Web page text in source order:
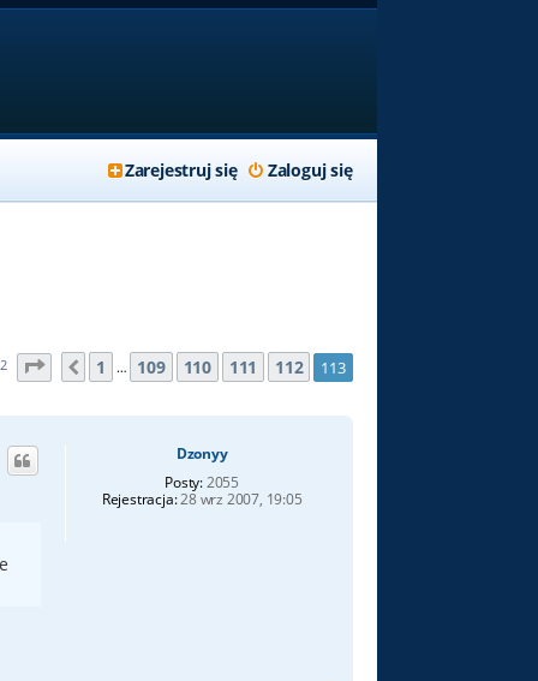
Zaloguj się
Zarejestruj się
Strona 113 z113
Poprzednia
1 … 109 110 111 112 113
Dzonyy
Posty:2055
Rejestracja:28 wrz 2007, 19:05